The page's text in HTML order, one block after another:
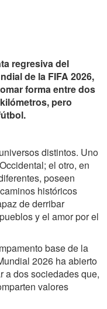
regresiva del
de la FIFA 2026,
forma entre dos
pero
distintos. Uno
el otro, en
poseen
históricos
de derribar
y el amor por el
base de la
2026 ha abierto
a dos sociedades que,
valores